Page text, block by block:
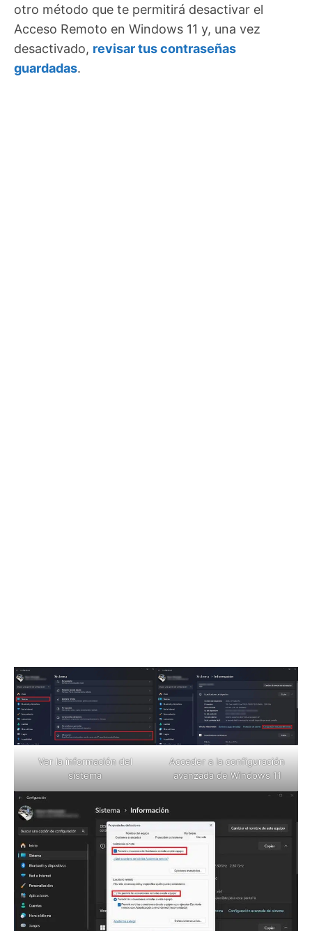
otro método que te permitirá desactivar el
Acceso Remoto en Windows 11 y, una vez
desactivado, revisar tus contraseñas
guardadas.
Ver la información del
sistema
Acceder a la configuración
avanzada de Windows 11